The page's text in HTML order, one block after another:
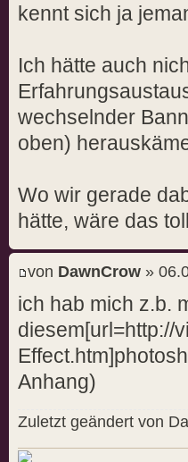
kennt sich ja
Ich hätte auch
wechselnder
oben)
Wo wir gerade
hätte, wäre das
von DawnCrow »
ich hab mich z.b.
diesem[url=http://
Anhang)
Zuletzt geändert von